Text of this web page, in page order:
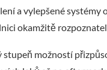
a vylepšené
okamžitě
možností